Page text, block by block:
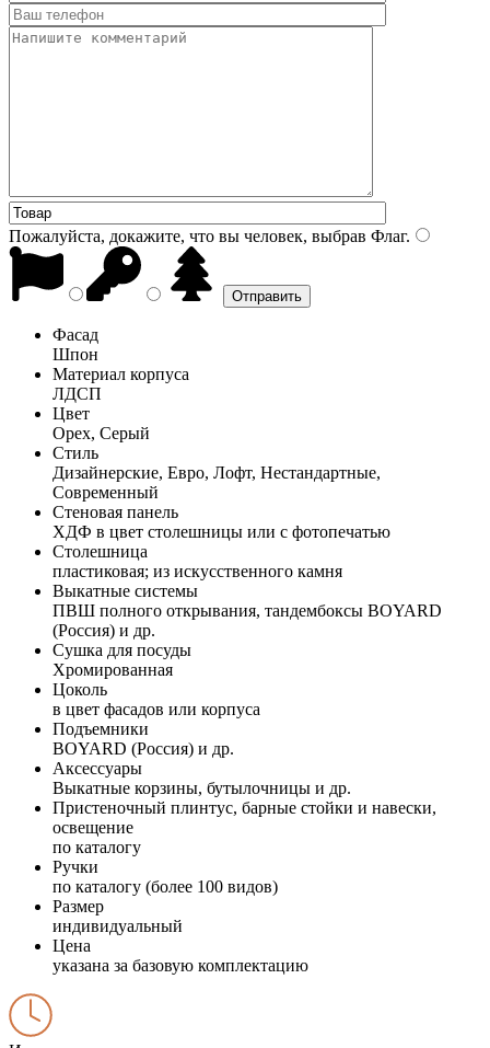
Пожалуйста, докажите, что вы человек, выбрав Флаг.
Фасад
Шпон
Материал корпуса
ЛДСП
Цвет
Орех, Серый
Стиль
Дизайнерские, Евро, Лофт, Нестандартные,
Современный
Стеновая панель
ХДФ в цвет столешницы или с фотопечатью
Столешница
пластиковая; из искусственного камня
Выкатные системы
ПВШ полного открывания, тандембоксы BOYARD
(Россия) и др.
Сушка для посуды
Хромированная
Цоколь
в цвет фасадов или корпуса
Подъемники
BOYARD (Россия) и др.
Аксессуары
Выкатные корзины, бутылочницы и др.
Пристеночный плинтус, барные стойки и навески,
освещение
по каталогу
Ручки
по каталогу (более 100 видов)
Размер
индивидуальный
Цена
указана за базовую комплектацию